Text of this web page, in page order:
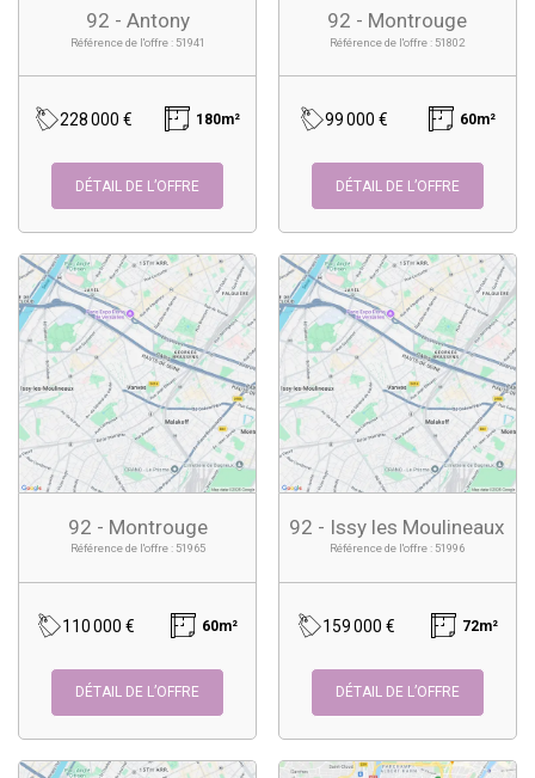
92 - Antony
Référence de l'offre : 51941
228 000 € 180m²
DÉTAIL DE L’OFFRE
92 - Montrouge
Référence de l'offre : 51802
99 000 € 60m²
DÉTAIL DE L’OFFRE
92 - Montrouge
Référence de l'offre : 51965
110 000 € 60m²
DÉTAIL DE L’OFFRE
92 - Issy les Moulineaux
Référence de l'offre : 51996
159 000 € 72m²
DÉTAIL DE L’OFFRE